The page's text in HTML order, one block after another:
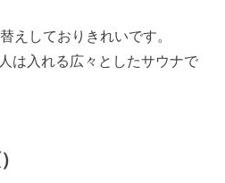
えしておりきれいです。
は入れる広々としたサウナで